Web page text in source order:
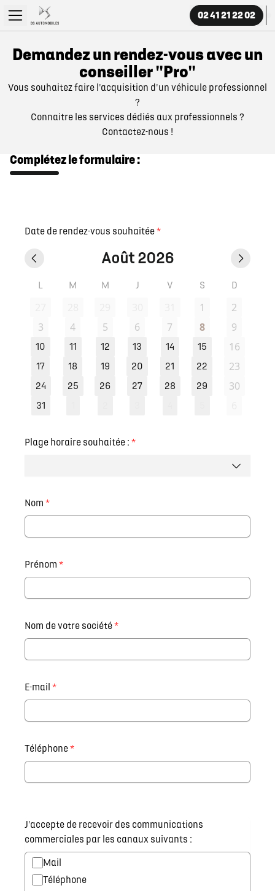
02 41 21 22 02
Demandez un rendez-vous avec un
conseiller "Pro"
Vous souhaitez faire l'acquisition d'un véhicule professionnel
?
Connaitre les services dédiés aux professionnels ?
Contactez-nous !
Complétez le formulaire :
Date de rendez-vous souhaitée*
Août 2026
L M M J V S D
1
2
3
4 5 6 7 8 9
10 11 12 13 14 15 16
17 18 19 20 21 22 23
24 25 26 27 28 29 30
31
Plage horaire souhaitée : *
Nom *
Prénom *
Nom de votre société*
E-mail *
Téléphone*
J'accepte de recevoir des communications
commerciales par les canaux suivants :
Mail
Téléphone